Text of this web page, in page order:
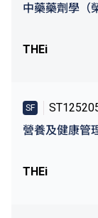
中藥藥劑學（
THEi
SF
營養及健康管
THEi